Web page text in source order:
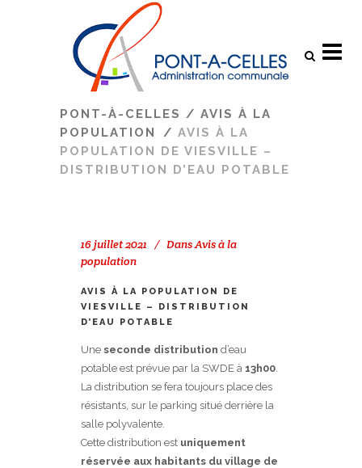
PONT-À-CELLES / AVIS À LA
POPULATION
/ AVIS À LA
POPULATION DE VIESVILLE –
DISTRIBUTION D’EAU POTABLE
16 juillet 2021 DansAvis à la
population
AVIS À LA POPULATION DE
VIESVILLE – DISTRIBUTION
D’EAU POTABLE
Une seconde distribution d’eau
potable est prévue par la SWDE à 13h00.
La distribution se fera toujours place des
résistants, sur le parking situé derrière la
salle polyvalente.
Cette distribution est uniquement
réservée aux habitants du village de